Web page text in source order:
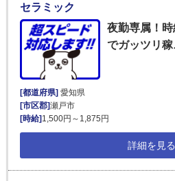
セラミック
夜勤専属！
でガッツリ
[都道府県]愛知県
[市区郡]瀬戸市
[時給]1,500円～1,875円
詳細を見る